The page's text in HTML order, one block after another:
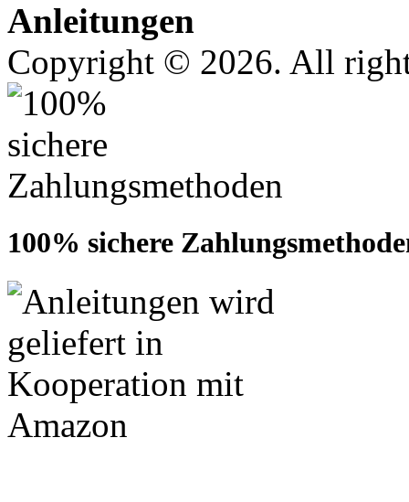
Anleitungen
Copyright © 2026. All
100% sichere